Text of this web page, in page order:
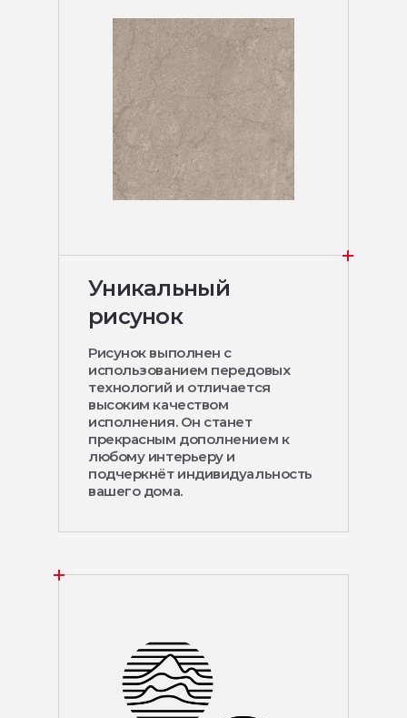
Уникальный
рисунок
Рисунок выполнен с
использованием передовых
технологий и отличается
высоким качеством
исполнения. Он станет
прекрасным дополнением к
любому интерьеру и
подчеркнёт индивидуальность
вашего дома.